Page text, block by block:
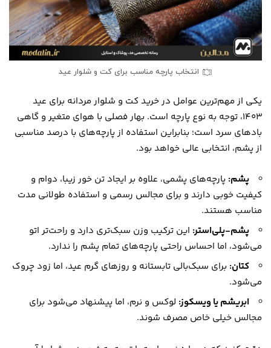
انتخاب پارچه مناسب برای کت و شلوار عید
یکی از مهم‌ترین عوامل در خرید کت و شلوار مردانه برای عید
۱۴۰۳، توجه به نوع پارچه است. بهار فصلی با هوای متغیر و گاهی
بادهای سرد است؛ بنابراین استفاده از پارچه‌های با درصد مناسبی
از پشم، انتخابی عالی خواهد بود.
پشم: پارچه‌های پشمی، علاوه بر ایجاد تن خور زیبا، دوام و
کیفیت خوبی دارند و برای مجالس رسمی و استفاده طولانی مدت
مناسب هستند.
پشم-پلی‌استر: این ترکیب وزن سبک‌تری دارد و راحت‌تر اتو
می‌شود، اما احساس راحتی پارچه‌های تمام پشم را ندارد.
کتان: برای سبک‌بالی تابستانه و روزهای گرم عید، اما زود چروک
می‌شود.
ابریشم یا ویسکوز: لوکس و نرم، اما پیشنهاد می‌شود برای
مجالس خیلی خاص مصرف شوند.